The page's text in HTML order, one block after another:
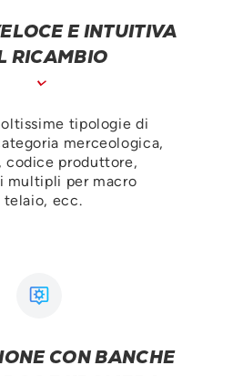
E INTUITIVA
RICAMBIO
tipologie di
merceologica,
produttore,
multipli per macro
telaio, ecc.
CON BANCHE